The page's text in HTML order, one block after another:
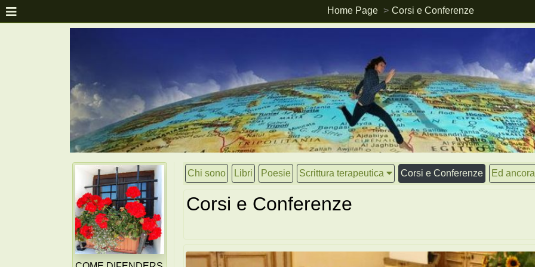
Home Page Corsi e Conferenze
Chi sono Libri Poesie Scrittura terapeutica Corsi e Conferenze Ed
Corsi e Conferenze